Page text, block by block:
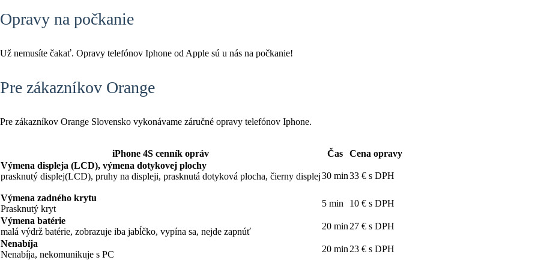
Opravy na počkanie
Už nemusíte čakať. Opravy telefónov Iphone od Apple sú u nás na počkanie!
Pre zákazníkov Orange
Pre zákazníkov Orange Slovensko vykonávame záručné opravy telefónov Iphone.
iPhone 4S cenník opráv Čas
Cena opravy
Výmena displeja (LCD), výmena dotykovej plochy
prasknutý displej(LCD), pruhy na displeji, prasknutá dotyková plocha, čierny displej30 min33 € s DPH
Výmena zadného krytu
Prasknutý kryt
5 min
10 € s DPH
Výmena batérie
malá výdrž batérie, zobrazuje iba jabĺčko, vypína sa, nejde zapnúť
20 min 27 € s DPH
Nenabíja
Nenabíja, nekomunikuje s PC
20 min 23 € s DPH